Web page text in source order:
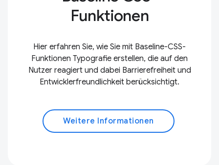
Funktionen
Hier erfahren Sie, wie Sie mit Baseline-CSS-
Funktionen Typografie erstellen, die auf den
Nutzer reagiert und dabei Barrierefreiheit und
Entwicklerfreundlichkeit berücksichtigt.
Weitere Informationen